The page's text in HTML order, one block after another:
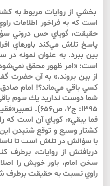
بخشي از روايات مربوط به
است كه به فراخور اطلاعات
حقيقت، گوياي حس دروني
پاسخ تلاش مي‌كند باورهاي
بين ببرد. به عنوان نمونه
است: «امر ظهور محقق
از بين بروند.» به آن حضرت
كسي باقي مي‌ماند؟! امام
شما دوست نداريد يك سوم
۱۳۹۵: ج۲،
فما يبقي»، گوياي آن است كه
كشتار وسيع و توقع شنيدن
با سؤالش در تلاش است تا
دريافتش از روايات، برطرف
سخن امام، باور خويش را
راوي نسبت به حقيقت برطرف